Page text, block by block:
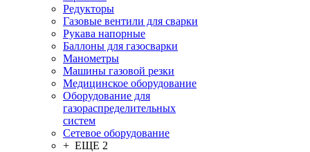
Редукторы
Газовые вентили для сварки
Рукава напорные
Баллоны для газосварки
Манометры
Машины газовой резки
Медицинское оборудование
Оборудование для
газораспределительных
систем
Сетевое оборудование
+ ЕЩЕ 2